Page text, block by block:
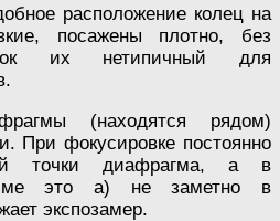
расположение колец на
посажены плотно, без
их нетипичный для
(находятся рядом)
При фокусировке постоянно
точки диафрагма, а в
это а) не заметно в
экспозамер.